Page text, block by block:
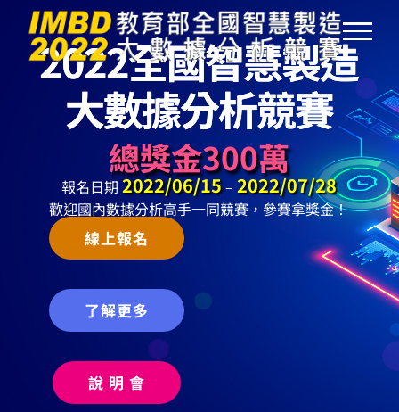
Skip
content
總獎金300萬
2022/06/15 2022/07/28